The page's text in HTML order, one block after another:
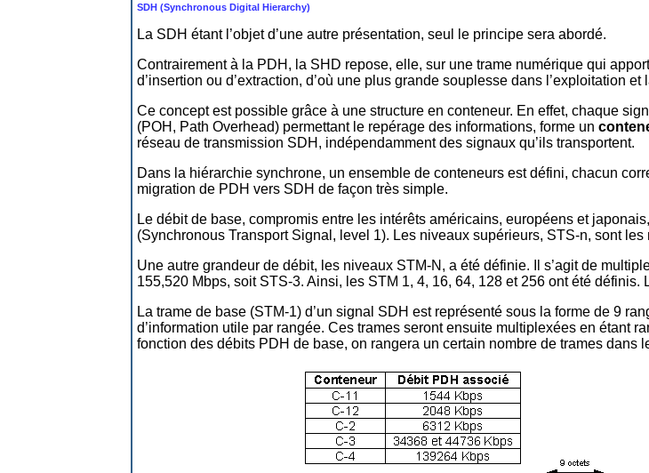
SDH (Synchronous Digital Hierarchy)
La SDH étant l’objet d’une autre présentation, seul le principe sera abordé.
Contrairement à la PDH, la SHD repose, elle, sur une trame numérique qui
d’insertion ou d’extraction, d’où une plus grande souplesse dans l’exploitation
Ce concept est possible grâce à une structure en conteneur. En effet, chaque
(POH, Path Overhead) permettant le repérage des informations, forme un
réseau de transmission SDH, indépendamment des signaux qu’ils transportent.
Dans la hiérarchie synchrone, un ensemble de conteneurs est défini, chacun
migration de PDH vers SDH de façon très simple.
Le débit de base, compromis entre les intérêts américains, européens et
(Synchronous Transport Signal, level 1). Les niveaux supérieurs, STS-n, sont
Une autre grandeur de débit, les niveaux STM-N, a été définie. Il s’agit de
155,520 Mbps, soit STS-3. Ainsi, les STM 1, 4, 16, 64, 128 et 256 ont été
La trame de base (STM-1) d’un signal SDH est représenté sous la forme de 9
d’information utile par rangée. Ces trames seront ensuite multiplexées en étant
fonction des débits PDH de base, on rangera un certain nombre de trames dans